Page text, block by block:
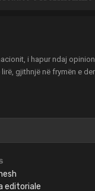
i hapur ndaj
gjithnjë në frymën e
editoriale